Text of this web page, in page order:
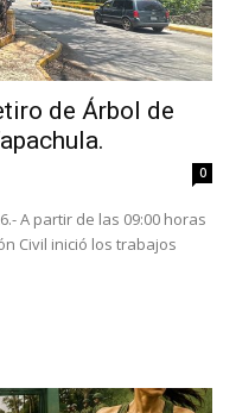
de Árbol de
0
A partir de las 09:00 horas
Civil inició los trabajos